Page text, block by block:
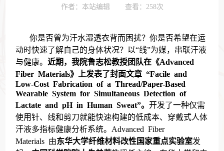
作者：本站编辑
查看： 258次
你是否曾为汗水湿透衣背而困扰？你是否希望在运
动时快速了解自己的身体状况？以“线”为媒，串联汗液
与健康。近期，我院鲁志松教授团队在《Advanced
Fiber Materials》上发表了封面文章 “Facile and
Low-Cost Fabrication of a Thread/Paper-Based
Wearable System for Simultaneous Detection of
Lactate and pH in Human Sweat”。开发了一种仅需
使用针、线和剪刀就能快速构建的低成本、穿戴式人体
汗液多指标健康分析系统。
Advanced Fiber
Materials 由东华大学纤维材料改性国家重点实验室发